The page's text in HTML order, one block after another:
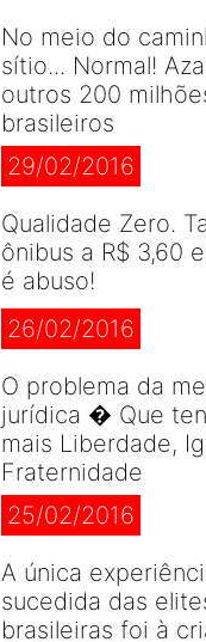
No meio do
sítio... Normal!
outros 200
brasileiros
29/02/2016
Qualidade Zero.
ônibus a R$ 3,60
é abuso!
26/02/2016
O problema da
jurídica � Que
mais Liberdade,
Fraternidade
25/02/2016
A única
sucedida das
brasileiras foi à